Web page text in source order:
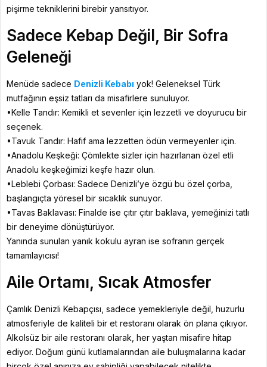
pişirme tekniklerini birebir yansıtıyor.
Sadece Kebap Değil, Bir Sofra
Geleneği
Menüde sadece Denizli Kebabı yok! Geleneksel Türk
mutfağının eşsiz tatları da misafirlere sunuluyor.
•Kelle Tandır: Kemikli et sevenler için lezzetli ve doyurucu bir
seçenek.
•Tavuk Tandır: Hafif ama lezzetten ödün vermeyenler için.
•Anadolu Keşkeği: Çömlekte sizler için hazırlanan özel etli
Anadolu keşkeğimizi keşfe hazır olun.
•Leblebi Çorbası: Sadece Denizli’ye özgü bu özel çorba,
başlangıçta yöresel bir sıcaklık sunuyor.
•Tavas Baklavası: Finalde ise çıtır çıtır baklava, yemeğinizi tatlı
bir deneyime dönüştürüyor.
Yanında sunulan yanık kokulu ayran ise sofranın gerçek
tamamlayıcısı!
Aile Ortamı, Sıcak Atmosfer
Çamlık Denizli Kebapçısı, sadece yemekleriyle değil, huzurlu
atmosferiyle de kaliteli bir et restoranı olarak ön plana çıkıyor.
Alkolsüz bir aile restoranı olarak, her yaştan misafire hitap
ediyor. Doğum günü kutlamalarından aile buluşmalarına kadar